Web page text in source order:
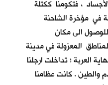
، فتكومنا ككتلة
في مؤخرة الشاحنة
الى مكان
المعزولة في مدينة
العربة ؛ تداخلت ارجلنا
والطين . كانت عظامنا